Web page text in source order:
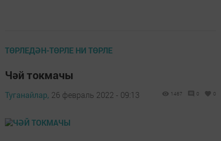
ТӨРЛЕДӘН-ТӨРЛЕ НИ ТӨРЛЕ
Чәй токмачы
Туганайлар, 26 февраль 2022 - 09:13 1467 0 0